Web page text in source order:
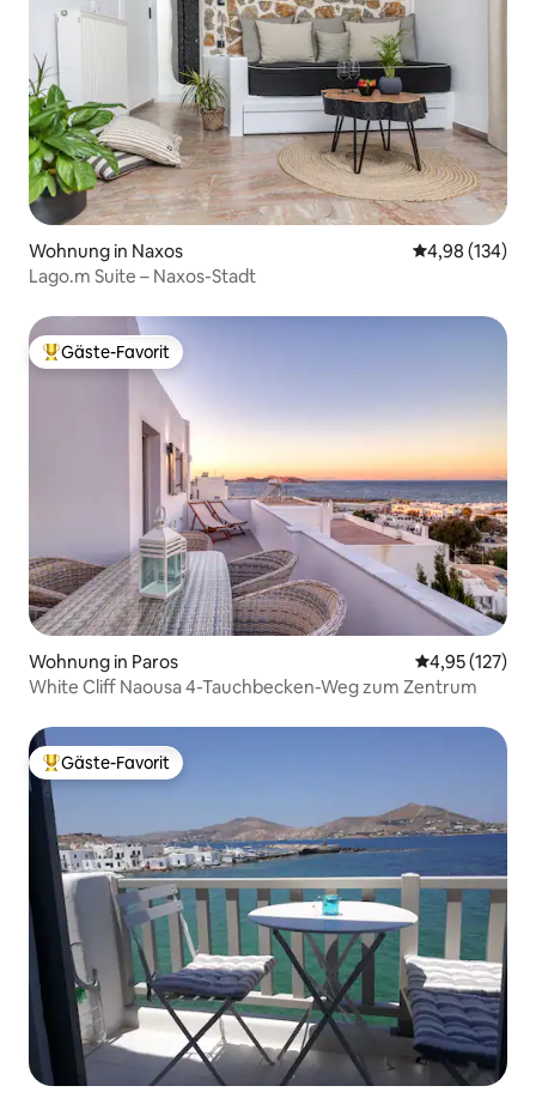
Wohnung in Naxos
4,98 (134)
Lago.m Suite – Naxos-Stadt
Beliebter Gäste-Favorit.
Gäste-Favorit
Wohnung in Paros
4,95 (127)
White Cliff Naousa 4-Tauchbecken-Weg zum Zentrum
Beliebter Gäste-Favorit.
Gäste-Favorit